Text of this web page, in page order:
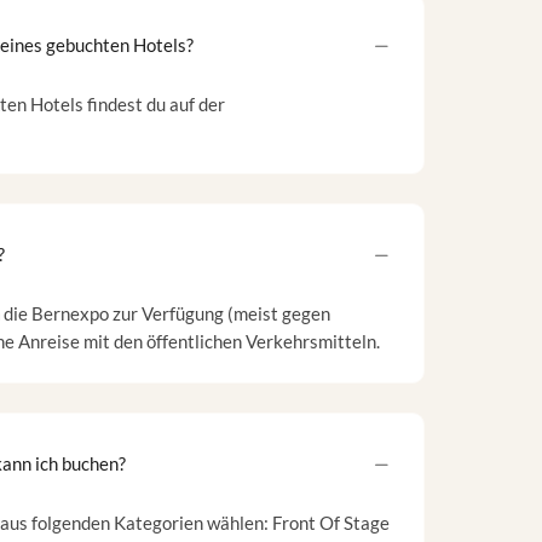
gebuchten Hotels?
Hotels findest du auf der
Bernexpo zur Verfügung (meist gegen
Anreise mit den öffentlichen Verkehrsmitteln.
ich buchen?
folgenden Kategorien wählen: Front Of Stage